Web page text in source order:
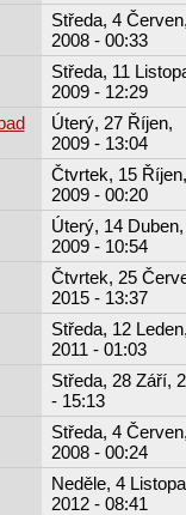
Středa, 4
2008 - 00:33
Středa, 11
2009 - 12:29
Úterý, 27 Říjen,
2009 - 13:04
Čtvrtek, 15 Říjen,
2009 - 00:20
Úterý, 14 Duben,
2009 - 10:54
Čtvrtek, 25
2015 - 13:37
Středa, 12
2011 - 01:03
Středa, 28 Září,
- 15:13
Středa, 4
2008 - 00:24
Neděle, 4
2012 - 08:41